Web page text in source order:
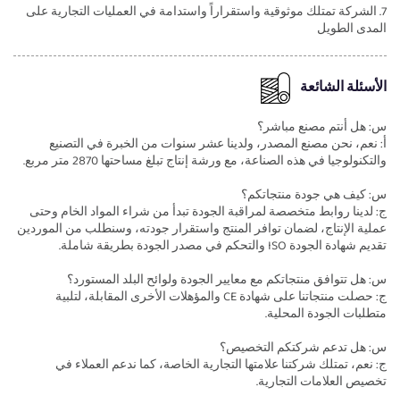
7. الشركة تمتلك موثوقية واستقراراً واستدامة في العمليات التجارية على
المدى الطويل
الأسئلة الشائعة
س: هل أنتم مصنع مباشر؟
أ: نعم، نحن مصنع المصدر، ولدينا عشر سنوات من الخبرة في التصنيع
والتكنولوجيا في هذه الصناعة، مع ورشة إنتاج تبلغ مساحتها 2870 متر مربع.
س: كيف هي جودة منتجاتكم؟
ج: لدينا روابط متخصصة لمراقبة الجودة تبدأ من شراء المواد الخام وحتى
عملية الإنتاج، لضمان توافر المنتج واستقرار جودته، وسنطلب من الموردين
تقديم شهادة الجودة ISO والتحكم في مصدر الجودة بطريقة شاملة.
س: هل تتوافق منتجاتكم مع معايير الجودة ولوائح البلد المستورد؟
ج: حصلت منتجاتنا على شهادة CE والمؤهلات الأخرى المقابلة، لتلبية
متطلبات الجودة المحلية.
س: هل تدعم شركتكم التخصيص؟
ج: نعم، تمتلك شركتنا علامتها التجارية الخاصة، كما ندعم العملاء في
تخصيص العلامات التجارية.